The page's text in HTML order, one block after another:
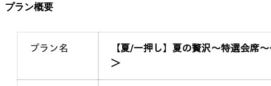
プラン概要